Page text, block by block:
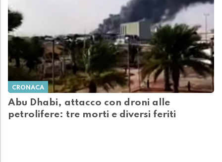
CRONACA
Abu Dhabi, attacco con droni alle
petrolifere: tre morti e diversi feriti